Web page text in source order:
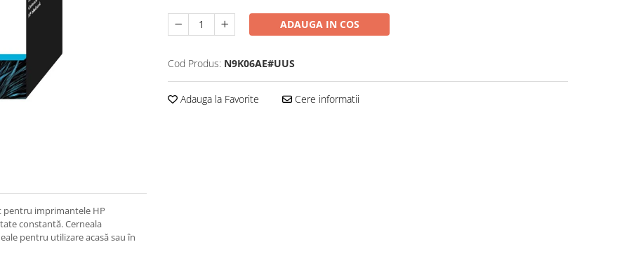
ADAUGA IN COS
Cod Produs: N9K06AE#UUS
Adauga la Favorite Cere informatii
pentru imprimantele HP
constantă. Cerneala
pentru utilizare acasă sau în